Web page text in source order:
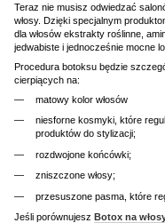
Teraz nie musisz odwiedzać
włosy. Dzięki specjalnym
dla włosów ekstrakty roślinne,
jedwabiste i jednocześnie mocne
Procedura botoksu będzie
cierpiących na:
matowy kolor włosów
niesforne kosmyki, które
produktów do stylizacji;
rozdwojone końcówki;
zniszczone włosy;
przesuszone pasma, które
Jeśli porównujesz Botox na